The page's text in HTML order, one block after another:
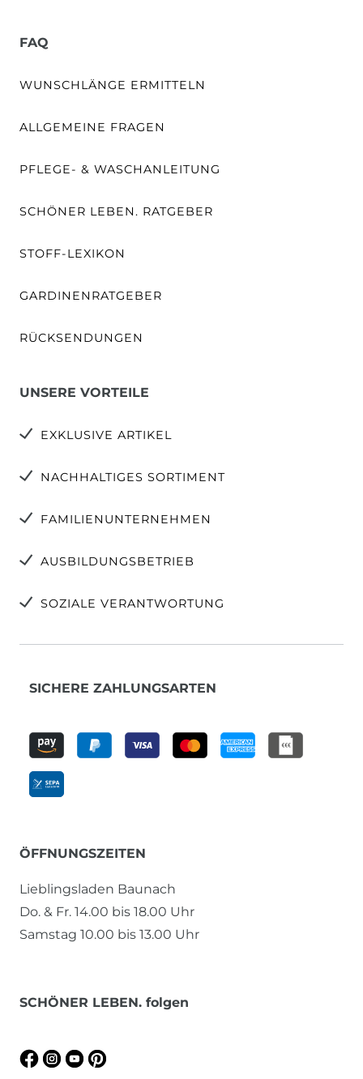
FAQ
WUNSCHLÄNGE ERMITTELN
ALLGEMEINE FRAGEN
PFLEGE- & WASCHANLEITUNG
SCHÖNER LEBEN. RATGEBER
STOFF-LEXIKON
GARDINENRATGEBER
RÜCKSENDUNGEN
UNSERE VORTEILE
EXKLUSIVE ARTIKEL
NACHHALTIGES SORTIMENT
FAMILIENUNTERNEHMEN
AUSBILDUNGSBETRIEB
SOZIALE VERANTWORTUNG
SICHERE ZAHLUNGSARTEN
ÖFFNUNGSZEITEN
Lieblingsladen Baunach
Do. & Fr. 14.00 bis 18.00 Uhr
Samstag 10.00 bis 13.00 Uhr
SCHÖNER LEBEN. folgen